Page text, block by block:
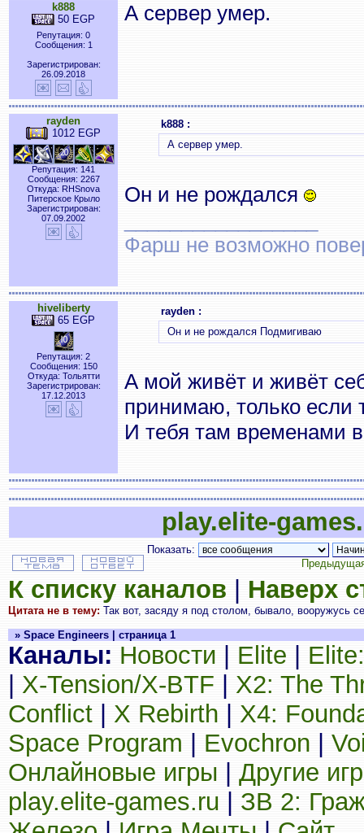
k888
50 EGP
Репутация: 0
Сообщения: 1
Зарегистрирован:
26.09.2018
А сервер умер.
rayden
1012 EGP
Репутация: 141
Сообщения: 2267
Откуда: RHSnova
Питерское Крыло
Зарегистрирован:
07.09.2002
k888 :
А сервер умер.
Он и не рождался
Фарш не возможно
hiveliberty
65 EGP
Репутация: 2
Сообщения: 150
Откуда: Тольятти
Зарегистрирован:
17.12.2013
rayden :
Он и не рождался Подмигиваю
А мой живёт и живёт
принимаю, только если
И тебя там временами
play.elite-
Показать:
К списку каналов Наверх
Цитата не в тему: Так вот, засяду я под столом, бывало, вооружусь
» Space Engineers | страница 1
Каналы: Новости Elite
X-Tension/X-BTF
X2: The
Conflict
X Rebirth
X4:
Space Program
Evochron
Онлайновые игры
Другие
play.elite-games.ru
ЗВ 2: